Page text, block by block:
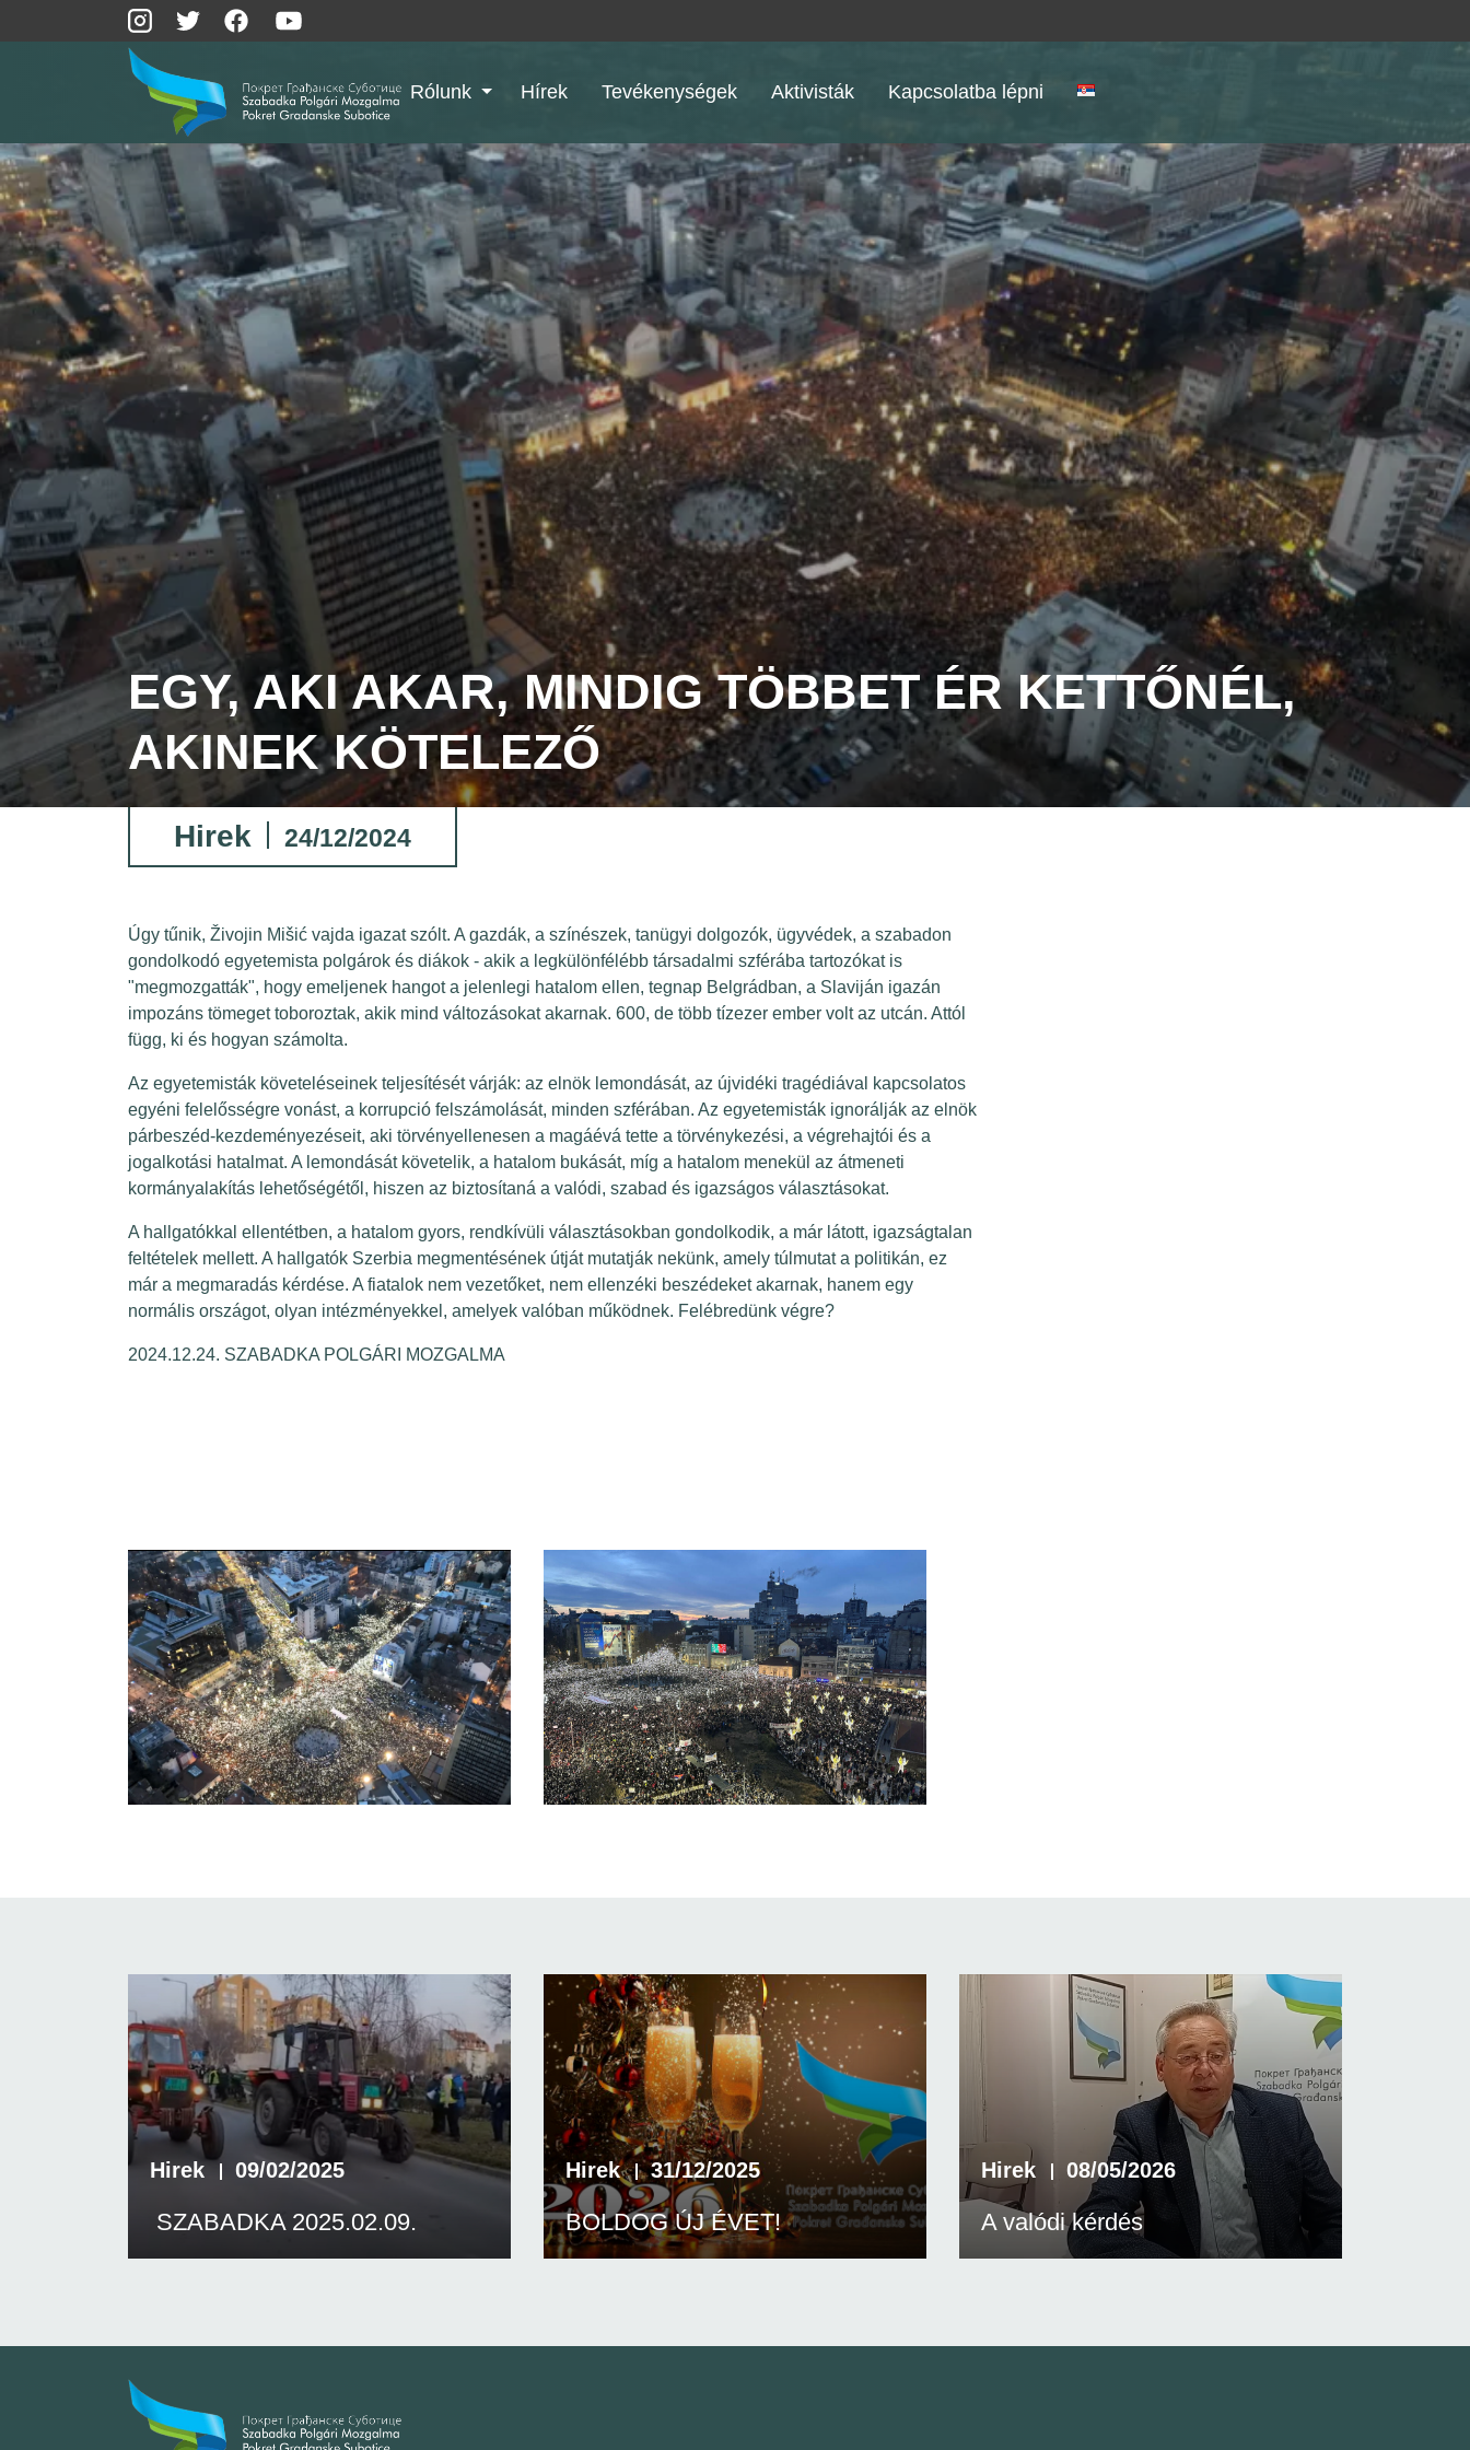
Rólunk Hírek Tevékenységek Aktivisták Kapcsolatba lépni
EGY, AKI AKAR, MINDIG TÖBBET ÉR KETTŐNÉL,
AKINEK KÖTELEZŐ
Hirek 24/12/2024
Úgy tűnik, Živojin Mišić vajda igazat szólt. A gazdák, a színészek, tanügyi dolgozók, ügyvédek, a szabadon
gondolkodó egyetemista polgárok és diákok - akik a legkülönfélébb társadalmi szférába tartozókat is
"megmozgatták", hogy emeljenek hangot a jelenlegi hatalom ellen, tegnap Belgrádban, a Slaviján igazán
impozáns tömeget toboroztak, akik mind változásokat akarnak. 600, de több tízezer ember volt az utcán. Attól
függ, ki és hogyan számolta.
Az egyetemisták követeléseinek teljesítését várják: az elnök lemondását, az újvidéki tragédiával kapcsolatos
egyéni felelősségre vonást, a korrupció felszámolását, minden szférában. Az egyetemisták ignorálják az elnök
párbeszéd-kezdeményezéseit, aki törvényellenesen a magáévá tette a törvénykezési, a végrehajtói és a
jogalkotási hatalmat. A lemondását követelik, a hatalom bukását, míg a hatalom menekül az átmeneti
kormányalakítás lehetőségétől, hiszen az biztosítaná a valódi, szabad és igazságos választásokat.
A hallgatókkal ellentétben, a hatalom gyors, rendkívüli választásokban gondolkodik, a már látott, igazságtalan
feltételek mellett. A hallgatók Szerbia megmentésének útját mutatják nekünk, amely túlmutat a politikán, ez
már a megmaradás kérdése. A fiatalok nem vezetőket, nem ellenzéki beszédeket akarnak, hanem egy
normális országot, olyan intézményekkel, amelyek valóban működnek. Felébredünk végre?
2024.12.24. SZABADKA POLGÁRI MOZGALMA
Hirek 09/02/2025
SZABADKA 2025.02.09.
Hirek 31/12/2025
BOLDOG ÚJ ÉVET!
Hirek 08/05/2026
A valódi kérdés